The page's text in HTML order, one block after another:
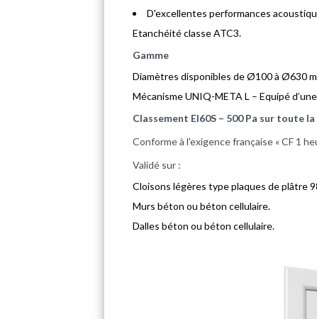
D'excellentes performances
Etanchéité classe ATC3.
Gamme
Diamètres disponibles de Ø100 à Ø630
Mécanisme UNIQ-META L – Equipé
Classement EI60S – 500 Pa sur toute la
Conforme à l'exigence française « CF 1
Validé sur :
Cloisons légères type plaques de plâtre
Murs béton ou béton cellulaire.
Dalles béton ou béton cellulaire.